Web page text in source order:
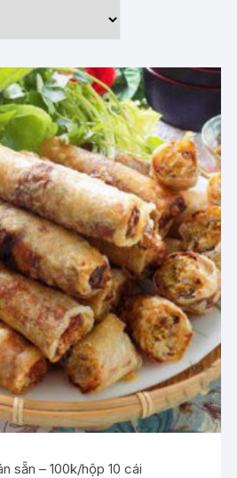
sẵn – 100k/hộp 10 cái